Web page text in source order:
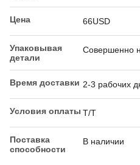
Цена 66USD
Упаковывая
детали
Совершенно
Время доставки 2-3 рабочих
Условия оплаты Т/Т
Поставка
способности
В наличии